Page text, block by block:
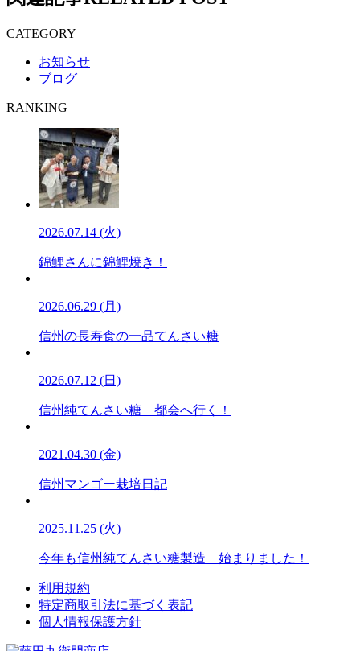
CATEGORY
お知らせ
ブログ
RANKING
2026.07.14 (火)
錦鯉さんに錦鯉焼き！
2026.06.29 (月)
信州の長寿食の一品てんさい糖
2026.07.12 (日)
信州純てんさい糖 都会へ行く！
2021.04.30 (金)
信州マンゴー栽培日記
2025.11.25 (火)
今年も信州純てんさい糖製造 始まりました！
利用規約
特定商取引法に基づく表記
個人情報保護方針